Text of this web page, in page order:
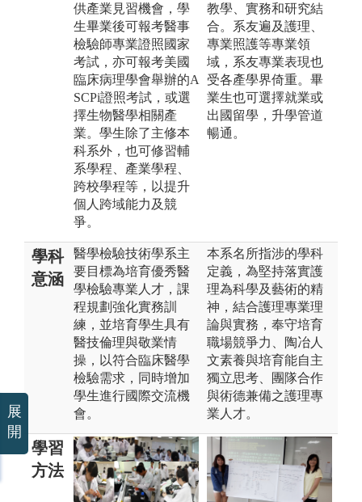
供產業見習機會，學
生畢業後可報考醫事
檢驗師專業證照國家
考試，亦可報考美國
臨床病理學會舉辦的A
SCPi證照考試，或選
擇生物醫學相關產
業。學生除了主修本
科系外，也可修習輔
系學程、產業學程、
跨校學程等，以提升
個人跨域能力及競
爭。
教學、實務和研究結
合。系友遍及護理、
專業照護等專業領
域，系友專業表現也
受各產學界倚重。畢
業生也可選擇就業或
出國留學，升學管道
暢通。
學科
意涵
醫學檢驗技術學系主
要目標為培育優秀醫
學檢驗專業人才，課
程規劃強化實務訓
練，並培育學生具有
醫技倫理與敬業情
操，以符合臨床醫學
檢驗需求，同時增加
學生進行國際交流機
會。
本系名所指涉的學科
定義，為堅持落實護
理為科學及藝術的精
神，結合護理專業理
論與實務，奉守培育
職場競爭力、陶冶人
文素養與培育能自主
獨立思考、團隊合作
與術德兼備之護理專
業人才。
學習
方法
展
開